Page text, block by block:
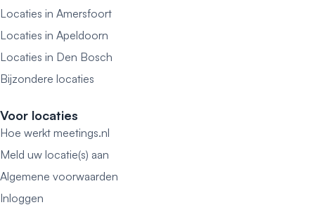
Locaties in Amersfoort
Locaties in Apeldoorn
Locaties in Den Bosch
Bijzondere locaties
Voor locaties
Hoe werkt meetings.nl
Meld uw locatie(s) aan
Algemene voorwaarden
Inloggen